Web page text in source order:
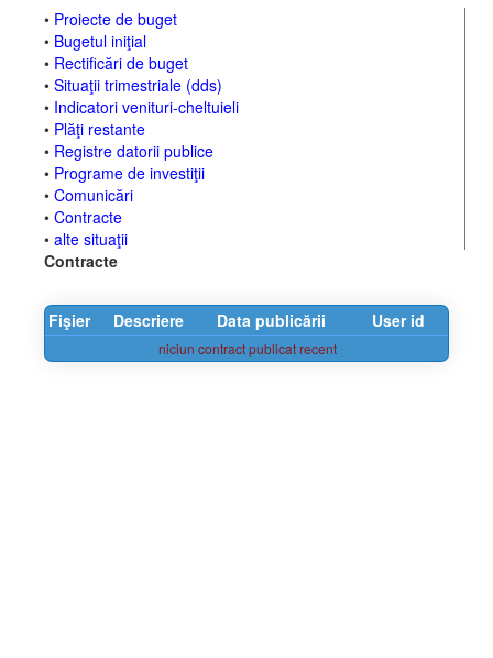
• Proiecte de buget
• Bugetul iniţial
• Rectificări de buget
• Situaţii trimestriale (dds)
• Indicatori venituri-cheltuieli
• Plăţi restante
• Registre datorii publice
• Programe de investiţii
• Comunicări
• Contracte
• alte situaţii
Contracte
Fişier Descriere Data publicării User id
niciun contract publicat recent